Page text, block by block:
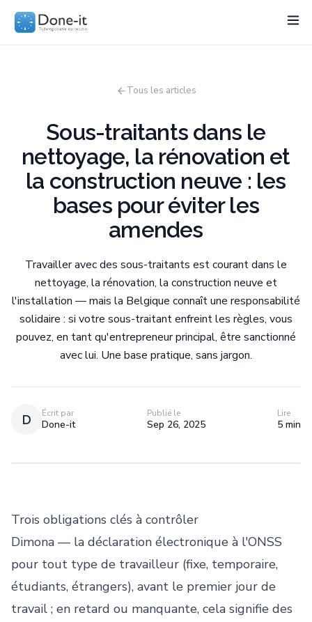
Tarifs
Tous les articles
Sous-traitants dans le
nettoyage, la rénovation et
la construction neuve : les
bases pour éviter les
amendes
Travailler avec des sous-traitants est courant dans le
nettoyage, la rénovation, la construction neuve et
l'installation — mais la Belgique connaît une responsabilité
solidaire : si votre sous-traitant enfreint les règles, vous
pouvez, en tant qu'entrepreneur principal, être sanctionné
avec lui. Une base pratique, sans jargon.
D Écrit par
Done-it
Publié le
Sep 26, 2025
Lire
5 min
Trois obligations clés à contrôler
Dimona — la déclaration électronique à l'ONSS
pour tout type de travailleur (fixe, temporaire,
étudiants, étrangers), avant le premier jour de
travail ; en retard ou manquante, cela signifie des